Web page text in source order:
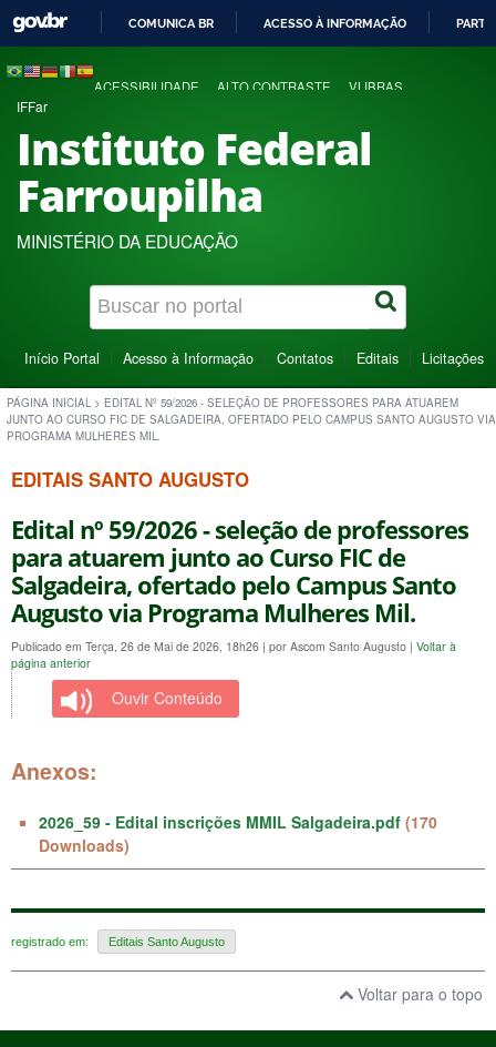
COMUNICA BR ACESSO À INFORMAÇÃO
ACESSIBILIDADE ALTO CONTRASTE VLIBRAS
IFFar
Instituto Federal
Farroupilha
MINISTÉRIO DA EDUCAÇÃO
Início Portal Acesso à Informação Contatos Editais Licitações
PÁGINA INICIAL > EDITAL Nº 59/2026 - SELEÇÃO DE PROFESSORES PARA ATUAREM
JUNTO AO CURSO FIC DE SALGADEIRA, OFERTADO PELO CAMPUS SANTO AUGUSTO VIA
PROGRAMA MULHERES MIL.
EDITAIS SANTO AUGUSTO
Edital nº 59/2026 - seleção de professores
para atuarem junto ao Curso FIC de
Salgadeira, ofertado pelo Campus Santo
Augusto via Programa Mulheres Mil.
Publicado em Terça, 26 de Mai de 2026, 18h26 | por Ascom Santo Augusto | Voltar à
página anterior
Ouvir Conteúdo
Anexos:
2026_59 - Edital inscrições MMIL Salgadeira.pdf (170
Downloads)
registrado em: Editais Santo Augusto
Voltar para o topo